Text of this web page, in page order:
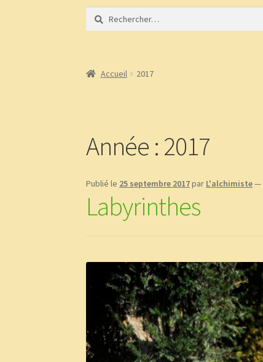
Accueil À propos
page test diaporama
Rechercher :
Accueil 2017
Année : 2017
Publié le 25 septembre 2017par L'alchimiste—
Labyrinthes